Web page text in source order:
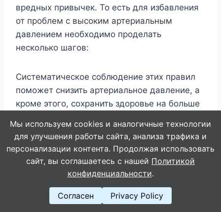
вредных привычек. То есть для избавления
от проблем с высоким артериальным
давлением необходимо проделать
несколько шагов:
Систематическое соблюдение этих правил
поможет снизить артериальное давление, а
кроме этого, сохранить здоровье на больше
Также они могут привести тело в порядок.
Полезными будут эти советы и тем, кто не
страдает гипертонией, во избежание ее в
будущем.
Мы используем cookies и аналогичные технологии
для улучшения работы сайта, анализа трафика и
персонализации контента. Продолжая использовать
сайт, вы соглашаетесь с нашей Политикой
конфиденциальности.
Согласен Privacy Policy